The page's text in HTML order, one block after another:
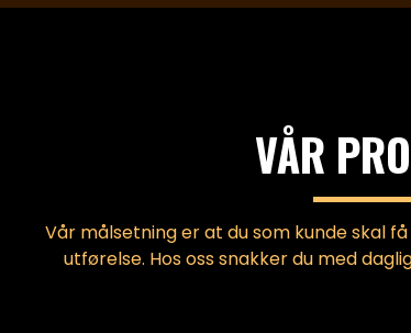
VÅR
Vår målsetning er at du som kunde skal
utførelse. Hos oss snakker du med